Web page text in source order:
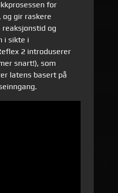
for
og gir raskere
og
i sikte i
2 introduserer
snart!), som
latens basert på